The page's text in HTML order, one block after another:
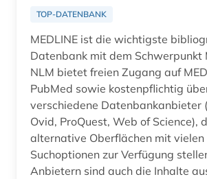
design (6)
deutsche philologie (1)
deutsches sprachgebiet (1)
deutschland (14)
TOP-DATENBANK
MEDLINE ist die wichtigste
Datenbank mit dem Schwerpunkt
NLM bietet freien Zugang auf
PubMed sowie kostenpflichtig
verschiedene Datenbankanbieter
Ovid, ProQuest, Web of Science),
alternative Oberflächen mit vielen
Suchoptionen zur Verfügung
Anbietern sind auch die Inhalte